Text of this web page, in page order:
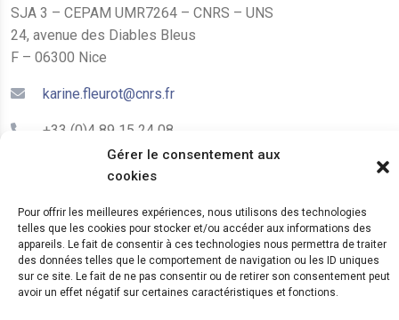
Gérer le consentement aux
cookies
Pour offrir les meilleures expériences, nous utilisons des technologies
telles que les cookies pour stocker et/ou accéder aux informations des
appareils. Le fait de consentir à ces technologies nous permettra de traiter
des données telles que le comportement de navigation ou les ID uniques
sur ce site. Le fait de ne pas consentir ou de retirer son consentement peut
avoir un effet négatif sur certaines caractéristiques et fonctions.
SJA 3 – CEPAM UMR7264 – CNRS – UNS
24, avenue des Diables Bleus
F – 06300 Nice
karine.fleurot@cnrs.fr
+33 (0)4 89 15 24 08
LE CEPAM EST HÉBERGÉ PAR